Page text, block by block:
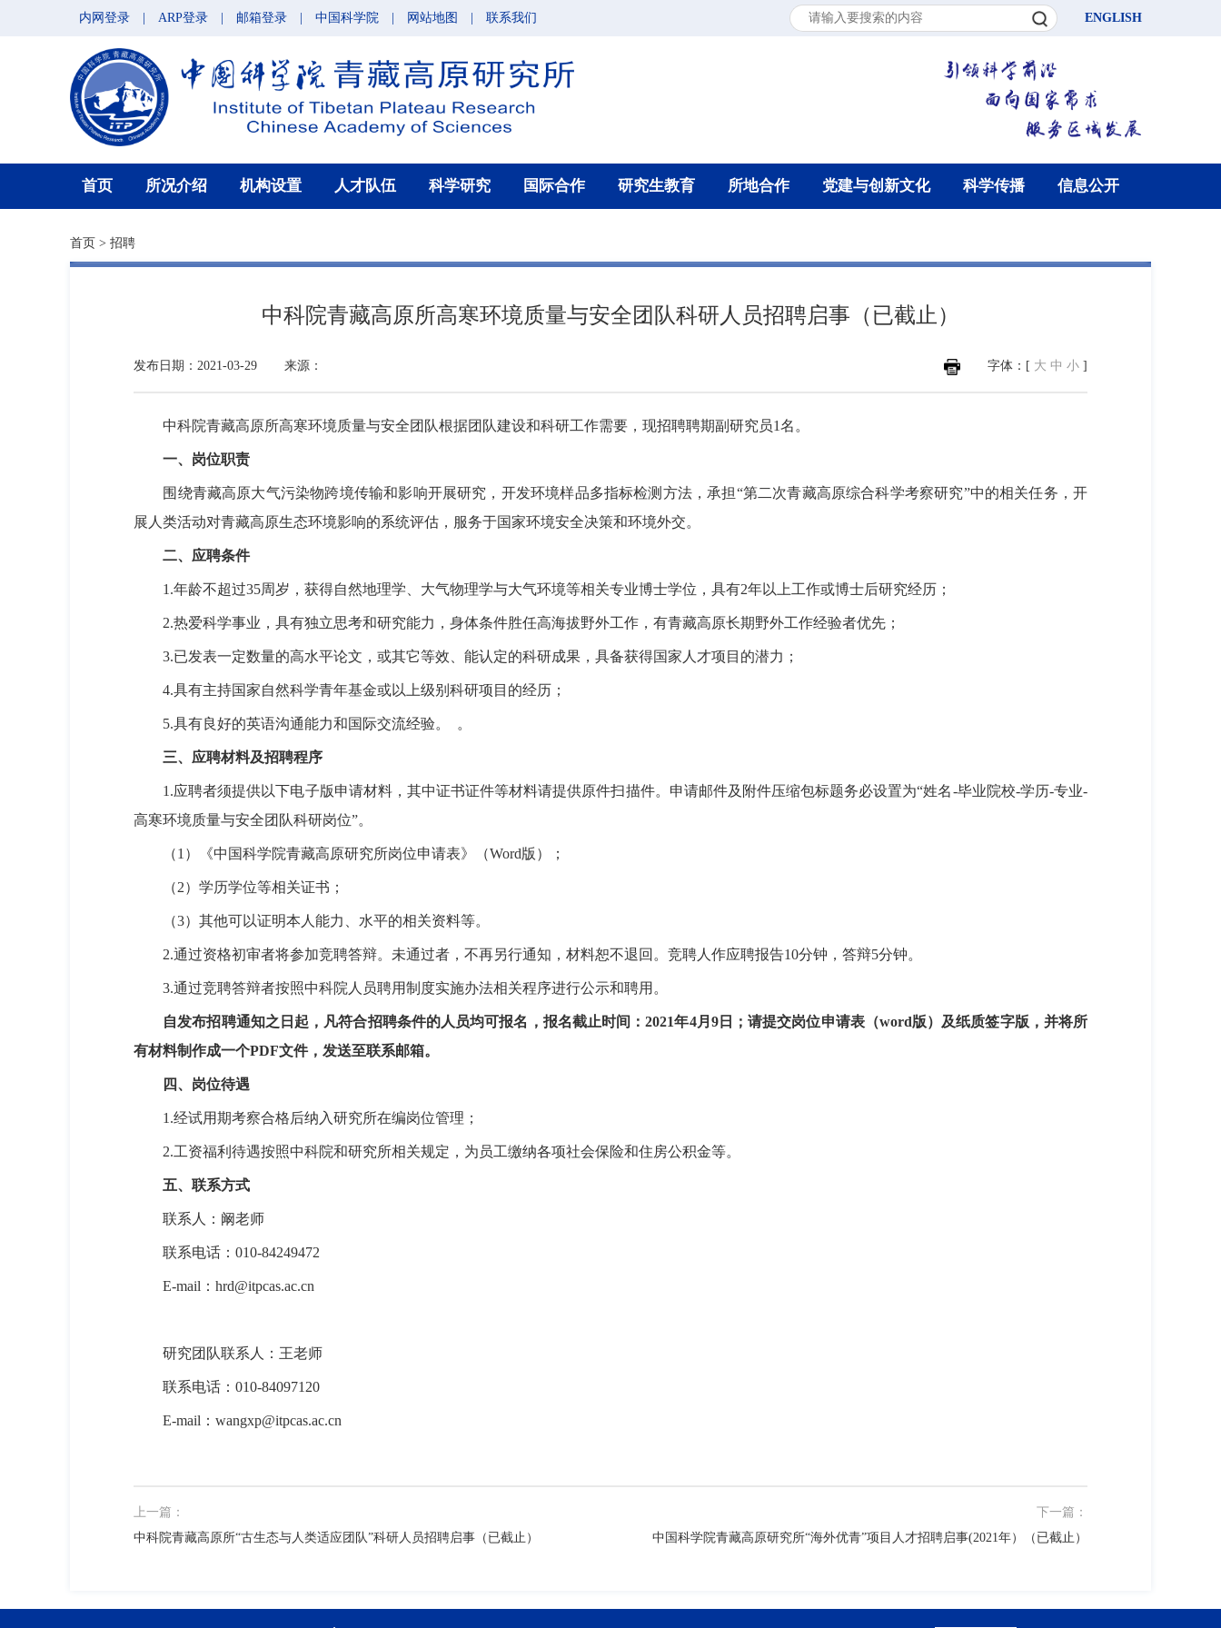
内网登录 ARP登录 邮箱登录 中国科学院 网站地图 联系我们 ENGLISH
首页 所况介绍 机构设置 人才队伍 科学研究 国际合作 研究生教育 所地合作 党建与创新文化 科学传播 信息公开
首页 > 招聘
中科院青藏高原所高寒环境质量与安全团队科研人员招聘启事（已截止）
发布日期：2021-03-29 来源： 字体：[ 大 中 小 ]
中科院青藏高原所高寒环境质量与安全团队根据团队建设和科研工作需要，现招聘聘期副研究员1名。
一、岗位职责
围绕青藏高原大气污染物跨境传输和影响开展研究，开发环境样品多指标检测方法，承担“第二次青藏高原综合科学考察研究”中的相关任务，开
展人类活动对青藏高原生态环境影响的系统评估，服务于国家环境安全决策和环境外交。
二、应聘条件
1.年龄不超过35周岁，获得自然地理学、大气物理学与大气环境等相关专业博士学位，具有2年以上工作或博士后研究经历；
2.热爱科学事业，具有独立思考和研究能力，身体条件胜任高海拔野外工作，有青藏高原长期野外工作经验者优先；
3.已发表一定数量的高水平论文，或其它等效、能认定的科研成果，具备获得国家人才项目的潜力；
4.具有主持国家自然科学青年基金或以上级别科研项目的经历；
5.具有良好的英语沟通能力和国际交流经验。 。
三、应聘材料及招聘程序
1.应聘者须提供以下电子版申请材料，其中证书证件等材料请提供原件扫描件。申请邮件及附件压缩包标题务必设置为“姓名-毕业院校-学历-专业-
高寒环境质量与安全团队科研岗位”。
（1 ）《中国科学院青藏高原研究所岗位申请表》（Word版）；
（2）学历学位等相关证书；
（3）其他可以证明本人能力、水平的相关资料等。
2.通过资格初审者将参加竞聘答辩。未通过者，不再另行通知，材料恕不退回。竞聘人作应聘报告10分钟，答辩5分钟。
3.通过竞聘答辩者按照中科院人员聘用制度实施办法相关程序进行公示和聘用。
自发布招聘通知之日起，凡符合招聘条件的人员均可报名，报名截止时间：2021年4月 9日；请提交岗位申请表（word版）及纸质签字版，并将所
有材料制作成一个PDF文件，发送至联系邮箱。
四、岗位待遇
1.经试用期考察合格后纳入研究所在编岗位管理；
2.工资福利待遇按照中科院和研究所相关规定，为员工缴纳各项社会保险和住房公积金等。
五、联系方式
联系人：阚老师
联系电话： 010-84249472
E-mail ： hrd@itpcas.ac.cn
研究团队联系人：王老师
联系电话： 010-84097120
E-mail ： wangxp@itpcas.ac.cn
上一篇：
中科院青藏高原所“古生态与人类适应团队”科研人员招聘启事（已截止）
下一篇：
中国科学院青藏高原研究所“海外优青”项目人才招聘启事(2021年）（已截止）